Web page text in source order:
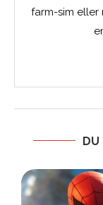
farm-sim
DU